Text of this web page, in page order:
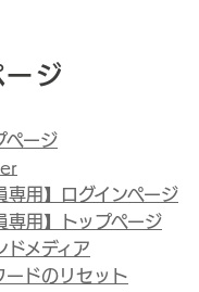
ージ
ページ
専用】ログインページ
専用】トップページ
ドメディア
ードのリセット